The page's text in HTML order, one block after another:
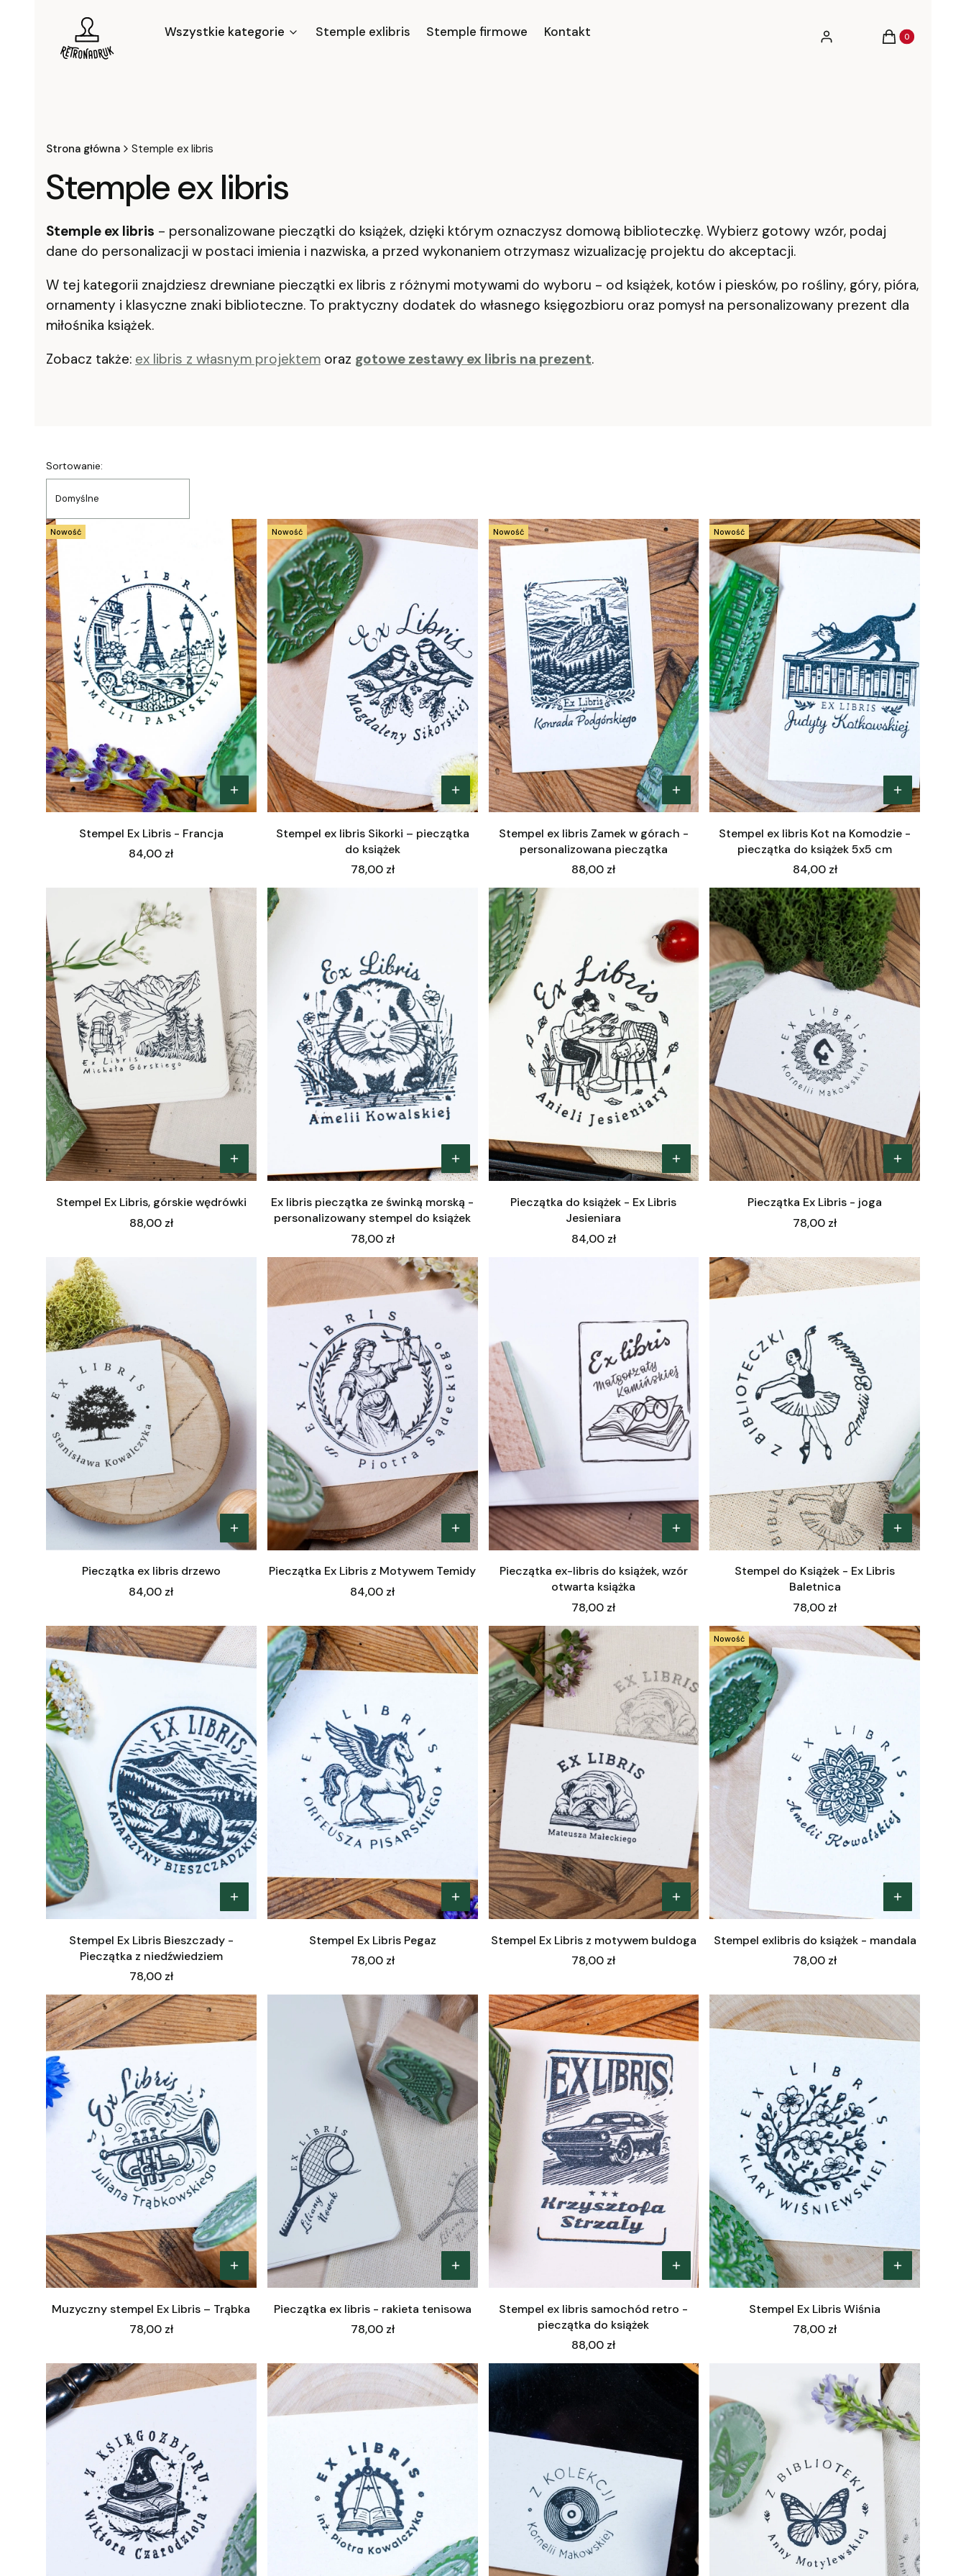
Wszystkie kategorie Stemple exlibris Stemple firmowe Kontakt Zaloguj się Produkty w
Koszyk
Strona główna Stemple ex libris
Stemple ex libris
Stemple ex libris - personalizowane pieczątki do książek, dzięki którym oznaczysz domową biblioteczkę. Wybierz gotowy wzór, podaj
dane do personalizacji w postaci imienia i nazwiska, a przed wykonaniem otrzymasz wizualizację projektu do akceptacji.
W tej kategorii znajdziesz drewniane pieczątki ex libris z różnymi motywami do wyboru - od książek, kotów i piesków, po rośliny, góry, pióra,
ornamenty i klasyczne znaki biblioteczne. To praktyczny dodatek do własnego księgozbioru oraz pomysł na personalizowany prezent dla
miłośnika książek.
Zobacz także: ex libris z własnym projektem oraz gotowe zestawy ex libris na prezent.
Lista produktów
Sortowanie:
Domyślne
Nowość
Stempel Ex Libris - Francja
Cena
84,00 zł
Nowość
Stempel ex libris Sikorki – pieczątka
do książek
Cena
78,00 zł
Nowość
Stempel ex libris Zamek w górach -
personalizowana pieczątka
Cena
88,00 zł
Nowość
Stempel ex libris Kot na Komodzie -
pieczątka do książek 5x5 cm
Cena
84,00 zł
Stempel Ex Libris, górskie wędrówki
Cena
88,00 zł
Ex libris pieczątka ze świnką morską -
personalizowany stempel do książek
Cena
78,00 zł
Pieczątka do książek - Ex Libris
Jesieniara
Cena
84,00 zł
Pieczątka Ex Libris - joga
Cena
78,00 zł
Pieczątka ex libris drzewo
Cena
84,00 zł
Pieczątka Ex Libris z Motywem Temidy
Cena
84,00 zł
Pieczątka ex-libris do książek, wzór
otwarta książka
Cena
78,00 zł
Stempel do Książek - Ex Libris
Baletnica
Cena
78,00 zł
Stempel Ex Libris Bieszczady -
Pieczątka z niedźwiedziem
Cena
78,00 zł
Stempel Ex Libris Pegaz
Cena
78,00 zł
Stempel Ex Libris z motywem buldoga
Cena
78,00 zł
Nowość
Stempel exlibris do książek - mandala
Cena
78,00 zł
Muzyczny stempel Ex Libris – Trąbka
Cena
78,00 zł
Pieczątka ex libris - rakieta tenisowa
Cena
78,00 zł
Stempel ex libris samochód retro -
pieczątka do książek
Cena
88,00 zł
Stempel Ex Libris Wiśnia
Cena
78,00 zł